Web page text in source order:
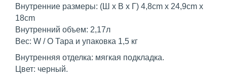
Внутренние размеры: (Ш х В х Г) 4,8cm х 24,9cm х
18cm
Внутренний объем: 2,17л
Вес: W / O Тара и упаковка 1,5 кг
Внутренняя отделка: мягкая подкладка.
Цвет: черный.